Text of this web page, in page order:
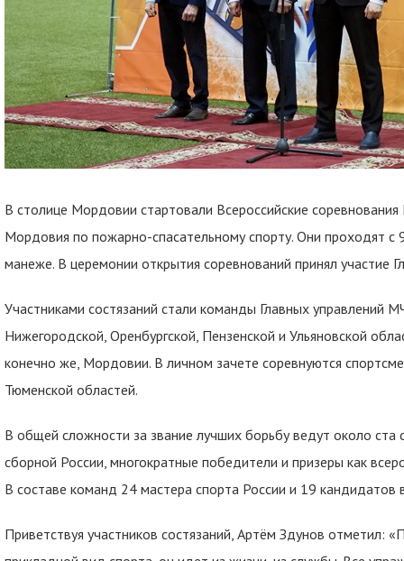
В столице Мордовии стартовали Всероссийские
Мордовия по пожарно-спасательному спорту. Они проходят с
манеже. В церемонии открытия соревнований принял участие
Участниками состязаний стали команды Главных управлений
Нижегородской, Оренбургской, Пензенской и Ульяновской
конечно же, Мордовии. В личном зачете соревнуются
Тюменской областей.
В общей сложности за звание лучших борьбу ведут около ста
сборной России, многократные победители и призеры как
В составе команд 24 мастера спорта России и 19 кандидатов
Приветствуя участников состязаний, Артём Здунов отметил: